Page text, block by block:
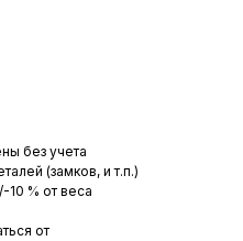
без учета
(замков, и т.п.)
% от веса
от